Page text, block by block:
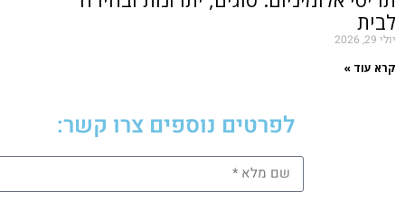
לבית
יולי 29, 2026
קרא עוד »
לפרטים נוספים צרו קשר: